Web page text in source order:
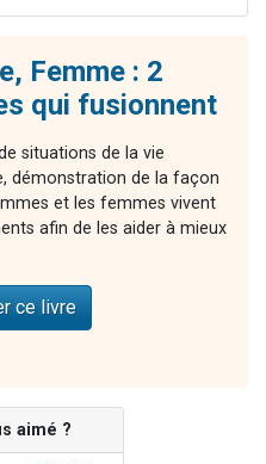
Femme : 2
qui fusionnent
situations de la vie
démonstration de la façon
et les femmes vivent
afin de les aider à mieux
ce livre
aimé ?